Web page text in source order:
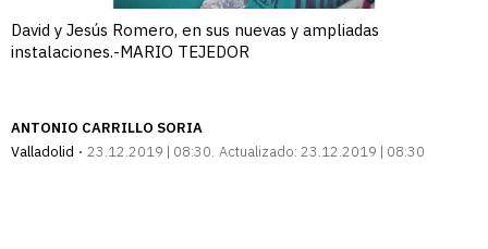
David y Jesús Romero, en sus nuevas y ampliadas
instalaciones.-MARIO TEJEDOR
ANTONIO CARRILLO SORIA
Valladolid
23.12.2019 | 08:30 Actualizado: 23.12.2019 | 08:30